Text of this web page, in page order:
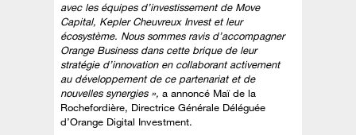
avec les équipes d’investissement de Move
Capital, Kepler Cheuvreux Invest et leur
écosystème. Nous sommes ravis d’accompagner
Orange Business dans cette brique de leur
stratégie d’innovation en collaborant activement
au développement de ce partenariat et de
nouvelles synergies », a annoncé Maï de la
Rochefordière, Directrice Générale Déléguée
d’Orange Digital Investment.